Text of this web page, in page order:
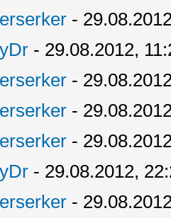
-
- 29.08.2012,
-
-
-
- 29.08.2012,
-